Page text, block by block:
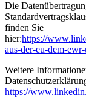
Die
finden Sie
hier:https://
aus-der-eu-dem-
Weitere
https://